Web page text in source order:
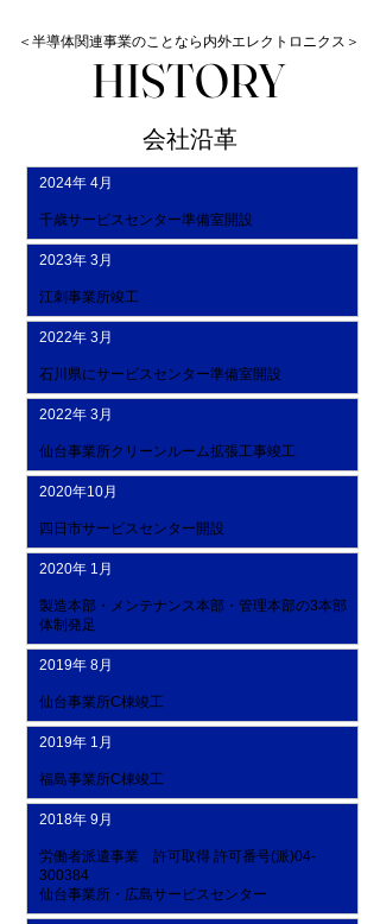
＜半導体関連事業のことなら内外エレクトロニクス＞
HISTORY
HISTORY
​会社沿革
2024年 4月
​千歳サービスセンター準備室開設
2023年 3月
江刺事業所竣工
2022年 3月
石川県にサービスセンター準備室開設
2022年 3月
仙台事業所クリーンルーム拡張工事竣工
2020年10月
四日市サービスセンター開設
2020年 1月
製造本部・メンテナンス本部・管理本部の3本部
体制発足
2019年 8月
仙台事業所C棟竣工
2019年 1月
福島事業所C棟竣工
2018年 9月
労働者派遣事業 許可取得 許可番号(派)04-
300384
仙台事業所・広島サービスセンター